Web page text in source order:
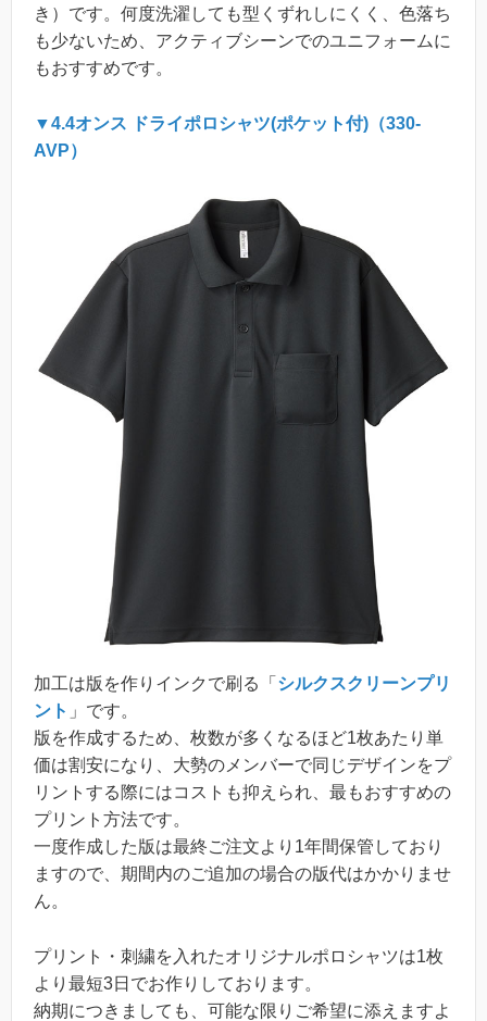
き）です。何度洗濯しても型くずれしにくく、色落ち
も少ないため、アクティブシーンでのユニフォームに
もおすすめです。
▼4.4オンス ドライポロシャツ(ポケット付)（330-
AVP）
加工は版を作りインクで刷る「 シルクスクリーンプリ
ント 」です。
版を作成するため、枚数が多くなるほど1枚あたり単
価は割安になり、大勢のメンバーで同じデザインをプ
リントする際にはコストも抑えられ、最もおすすめの
プリント方法です。
一度作成した版は最終ご注文より1年間保管しており
ますので、期間内のご追加の場合の版代はかかりませ
ん。
プリント・刺繍を入れたオリジナルポロシャツは1枚
より最短3日でお作りしております。
納期につきましても、可能な限りご希望に添えますよ